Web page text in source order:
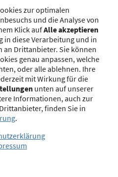
dem endgültigen Austritt von UK
besteht keine Grundlage mehr für das
bisherige Passporting-System in
diesem Bereich. Dies gilt im Übrigen
auch für die Eintragungen nach § 6
Abs. 1 Nr. 6 und Absatz 2 ImmVermV in
Bezug auf
Immobiliardarlehensvermittler.
Mehr erfahren
zur optimalen
und die Analyse von
Klick aufAlle akzeptieren
in diese Verarbeitung und in
an Drittanbieter. Sie können
genau anpassen, welche
oder alle ablehnen. Ihre
mit Wirkung für die
unten auf unserer
Informationen, auch zur
finden Sie in
.